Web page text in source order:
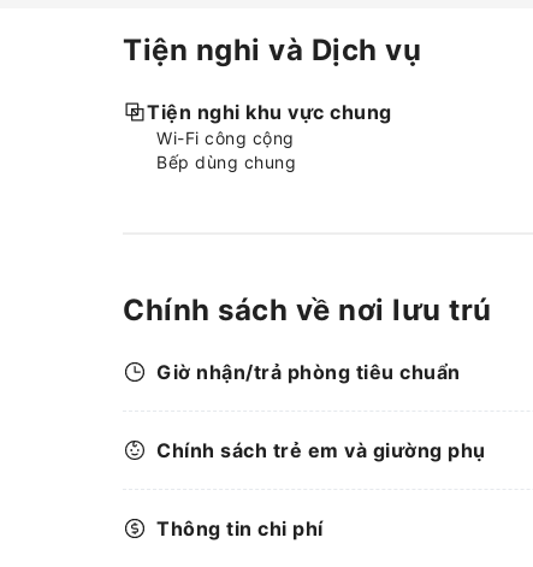
Tiện nghi và Dịch vụ
Tiện nghi khu vực chung
Wi-Fi công cộng
Bếp dùng chung
Chính sách về nơi lưu trú
Giờ nhận/trả phòng tiêu chuẩn
Chính sách trẻ em và giường phụ
Thông tin chi phí